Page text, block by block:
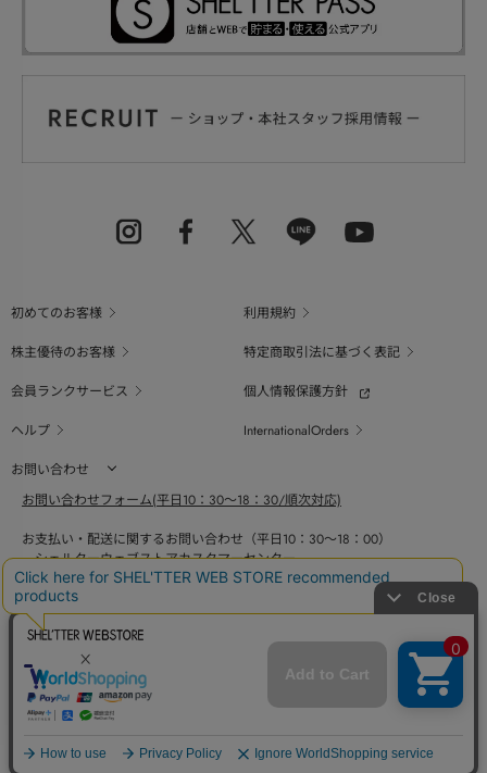
初めてのお客様
利用規約
株主優待のお客様
特定商取引法に基づく表記
会員ランクサービス
個人情報保護方針
ヘルプ
InternationalOrders
お問い合わせ
お問い合わせフォーム(平日10：30～18：30/順次対応)
お支払い・配送に関するお問い合わせ（平日10：30～18：00）
シェルターウェブストアカスタマーセンター
0800-123-6820
商品の素材、サイズ、仕様等に関するお問い合せ（平日10：30～18：00）
バロックジャパンリミテッドコールセンター
03-6730-9191
BAROQUE JAPAN LIMITED